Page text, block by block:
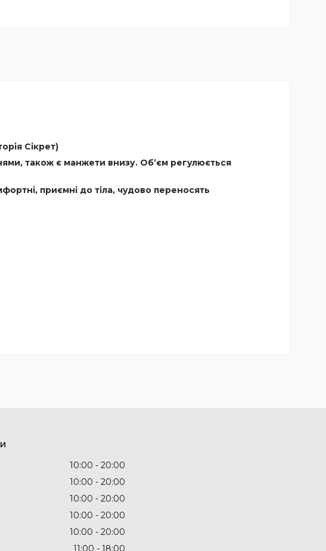
Сікрет)
також є манжети внизу. Обʼєм регулюється
приємні до тіла, чудово переносять
10:00
20:00
10:00
20:00
10:00
20:00
10:00
20:00
10:00
20:00
11:00 18:00